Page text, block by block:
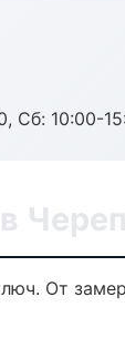
Сб: 10:00-
От